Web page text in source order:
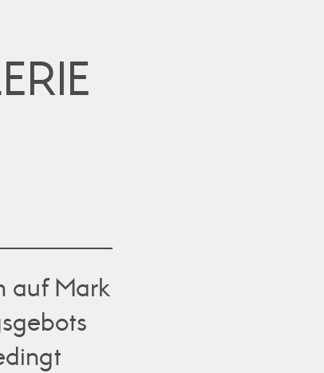
auf Mark